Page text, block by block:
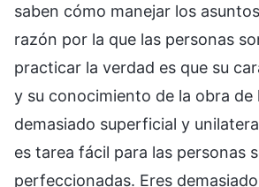
saben cómo manejar los
razón por la que las personas
practicar la verdad es que su
y su conocimiento de la obra de
demasiado superficial y
es tarea fácil para las personas
perfeccionadas. Eres